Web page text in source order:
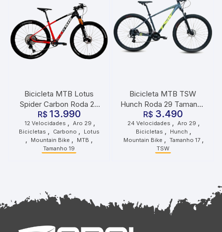
Bicicleta MTB Lotus
Spider Carbon Roda 29
Tamanho 19 12
Velocidades Vermelho
Preto
R$ 13.990
12 Velocidades , Aro 29 ,
Bicicletas , Carbono , Lotus
, Mountain Bike , MTB ,
Tamanho 19
Bicicleta MTB TSW
Hunch Roda 29 Tamanho
17 24 Velocidades Cinza
Preto Verde
R$ 3.490
24 Velocidades , Aro 29 ,
Bicicletas , Hunch ,
Mountain Bike , Tamanho 17 ,
TSW